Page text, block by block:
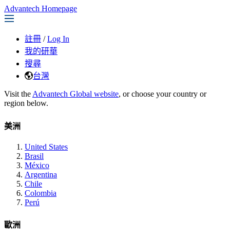
Advantech Homepage
註冊 / Log In
我的研華
搜尋
台灣
Visit the Advantech Global website, or choose your country or
region below.
美洲
United States
Brasil
México
Argentina
Chile
Colombia
Perú
歐洲